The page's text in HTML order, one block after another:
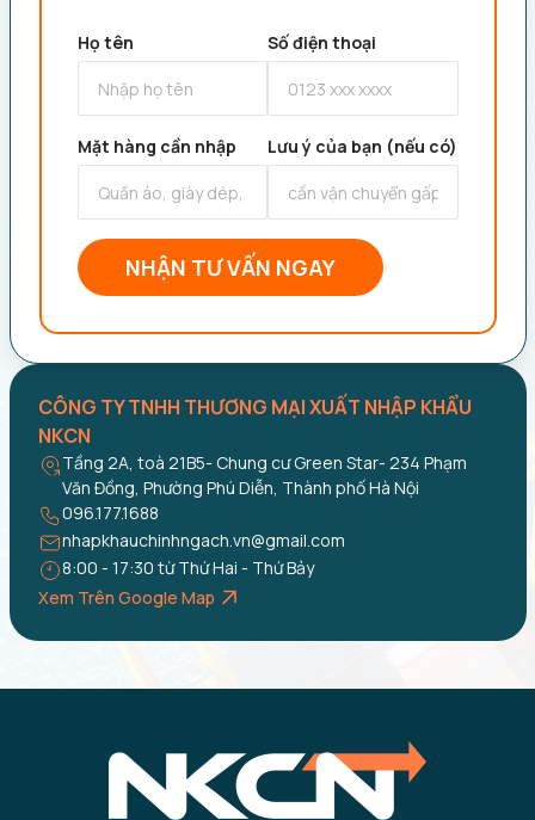
CÔNG TY TNHH THƯƠNG MẠI XUẤT NHẬP KHẨU
NKCN
Tầng 2A, toà 21B5- Chung cư Green Star- 234 Phạm
Văn Đồng, Phường Phú Diễn, Thành phố Hà Nội
096.177.1688
nhapkhauchinhngach.vn@gmail.com
8:00 - 17:30 từ Thứ Hai - Thứ Bảy
Xem Trên Google Map
Họ tên Số điện thoại
Mặt hàng cần nhập Lưu ý của bạn (nếu có)
NHẬN TƯ VẤN NGAY